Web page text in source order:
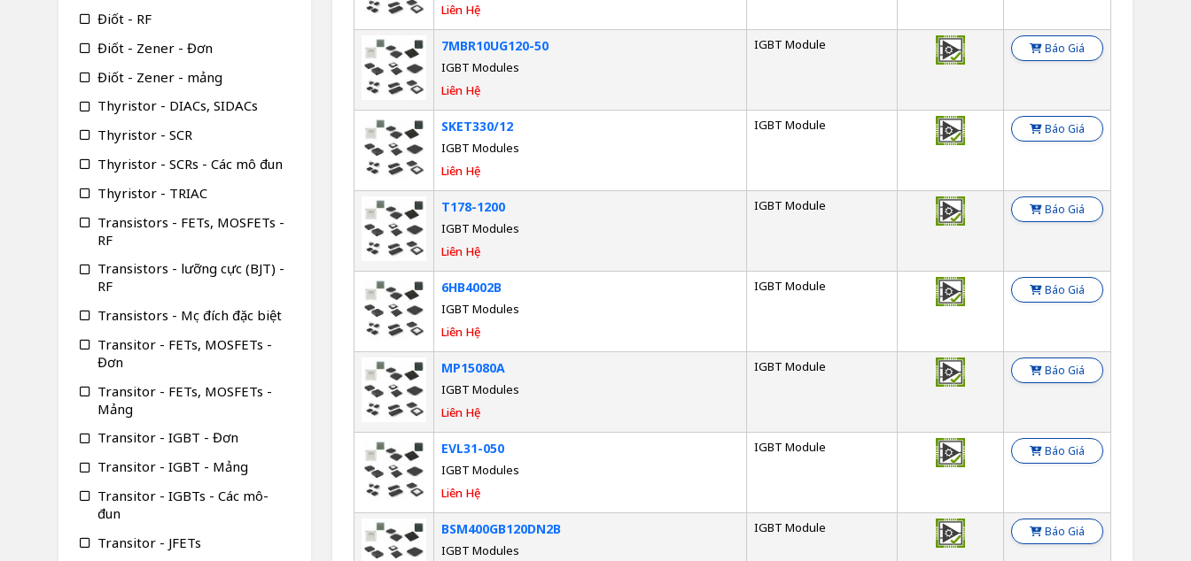
Liên Hệ
7MBR10UG120-50
IGBT Modules
Liên Hệ
IGBT Module Báo Giá
SKET330/12
IGBT Modules
Liên Hệ
IGBT Module Báo Giá
T178-1200
IGBT Modules
Liên Hệ
IGBT Module Báo Giá
6HB4002B
IGBT Modules
Liên Hệ
IGBT Module Báo Giá
MP15080A
IGBT Modules
Liên Hệ
IGBT Module Báo Giá
EVL31-050
IGBT Modules
Liên Hệ
IGBT Module Báo Giá
BSM400GB120DN2B
IGBT Modules
IGBT Module Báo Giá
Điốt - RF
Điốt - Zener - Đơn
Điốt - Zener - mảng
Thyristor - DIACs, SIDACs
Thyristor - SCR
Thyristor - SCRs - Các mô đun
Thyristor - TRIAC
Transistors - FETs, MOSFETs -
RF
Transistors - lưỡng cực (BJT) -
RF
Transistors - Mục đích đặc biệt
Transitor - FETs, MOSFETs -
Đơn
Transitor - FETs, MOSFETs -
Mảng
Transitor - IGBT - Đơn
Transitor - IGBT - Mảng
Transitor - IGBTs - Các mô-
đun
Transitor - JFETs